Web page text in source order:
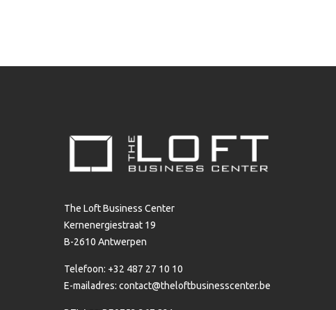
The Loft Business Center
Kernenergiestraat 19
B-2610 Antwerpen
Telefoon: +32 487 27 10 10
E-mailadres: contact@theloftbusinesscenter.be